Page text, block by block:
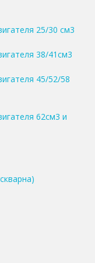
25/30 см3
38/41см3
45/52/58
62см3 и